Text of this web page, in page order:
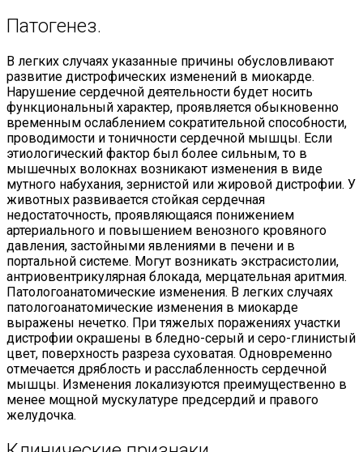
Патогенез.
В легких случаях указанные причины обусловливают
развитие дистрофических изменений в миокарде.
Нарушение сердечной деятельности будет носить
функциональный характер, проявляется обыкновенно
временным ослаблением сократительной способности,
проводимости и тоничности сердечной мышцы. Если
этиологический фактор был более сильным, то в
мышечных волокнах возникают изменения в виде
мутного набухания, зернистой или жировой дистрофии. У
животных развивается стойкая сердечная
недостаточность, проявляющаяся понижением
артериального и повышением венозного кровяного
давления, застойными явлениями в печени и в
портальной системе. Могут возникать экстрасистолии,
антриовентрикулярная блокада, мерцательная аритмия.
Патологоанатомические изменения. В легких случаях
патологоанатомические изменения в миокарде
выражены нечетко. При тяжелых поражениях участки
дистрофии окрашены в бледно-серый и серо-глинистый
цвет, поверхность разреза суховатая. Одновременно
отмечается дряблость и расслабленность сердечной
мышцы. Изменения локализуются преимущественно в
менее мощной мускулатуре предсердий и правого
желудочка.